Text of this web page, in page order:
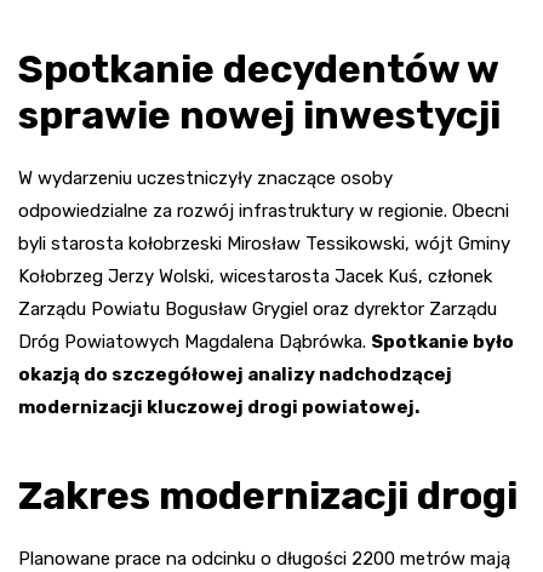
Spotkanie decydentów w
sprawie nowej inwestycji
W wydarzeniu uczestniczyły znaczące osoby
odpowiedzialne za rozwój infrastruktury w regionie. Obecni
byli starosta kołobrzeski Mirosław Tessikowski, wójt Gminy
Kołobrzeg Jerzy Wolski, wicestarosta Jacek Kuś, członek
Zarządu Powiatu Bogusław Grygiel oraz dyrektor Zarządu
Dróg Powiatowych Magdalena Dąbrówka. Spotkanie było
okazją do szczegółowej analizy nadchodzącej
modernizacji kluczowej drogi powiatowej.
Zakres modernizacji drogi
Planowane prace na odcinku o długości 2200 metrów mają